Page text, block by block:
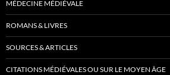
MÉDECINE MÉDIÉVALE
ROMANS & LIVRES
SOURCES & ARTICLES
CITATIONS MÉDIÉVALES OU SUR LE MOYEN ÂGE